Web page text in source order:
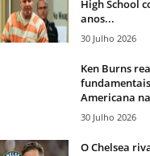
High School
anos...
30 Julho 2026
Ken Burns
Americana
30 Julho 2026
O Chelsea